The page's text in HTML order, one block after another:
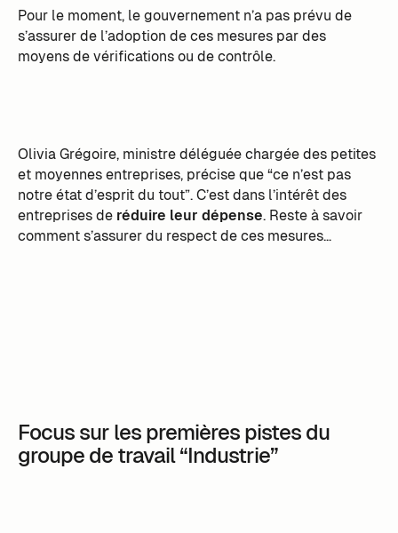
Pour le moment, le gouvernement n’a pas prévu de
s’assurer de l’adoption de ces mesures par des
moyens de vérifications ou de contrôle.
Olivia Grégoire, ministre déléguée chargée des petites
et moyennes entreprises, précise que “ce n’est pas
notre état d’esprit du tout”. C’est dans l’intérêt des
entreprises deréduire leur dépense. Reste à savoir
comment s’assurer du respect de ces mesures…
Focus sur les premières pistes du
groupe de travail “Industrie”